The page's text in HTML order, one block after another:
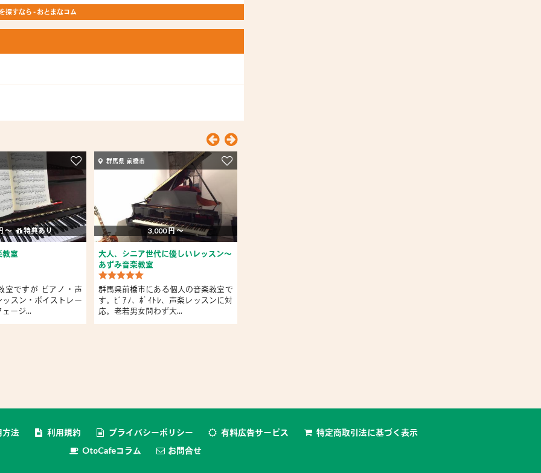
探すなら - おとまなコム
〜 特典あり
教室
室ですが ピアノ・声
ッスン・ボイストレー
ージ...
群馬県 前橋市
3,000 円 〜
大人、シニア世代に優しいレッスン～
あずみ音楽教室
群馬県前橋市にある個人の音楽教室で
す。ﾋﾟｱﾉ、ﾎﾞｲﾄﾚ、声楽レッスンに対
応。老若男女問わず大...
方法 利用規約 プライバシーポリシー 有料広告サービス
特定商取引法に基づく表示
OtoCafeコラム
お問合せ